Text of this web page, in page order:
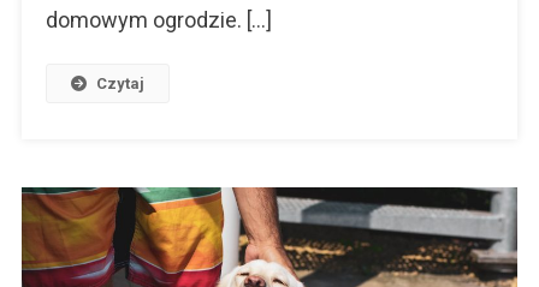
domowym ogrodzie. […]
Czytaj